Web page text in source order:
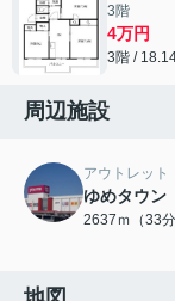
3階
4万円
3階 /
周辺施設
アウトレット
ゆめタウン
2637ｍ（33分